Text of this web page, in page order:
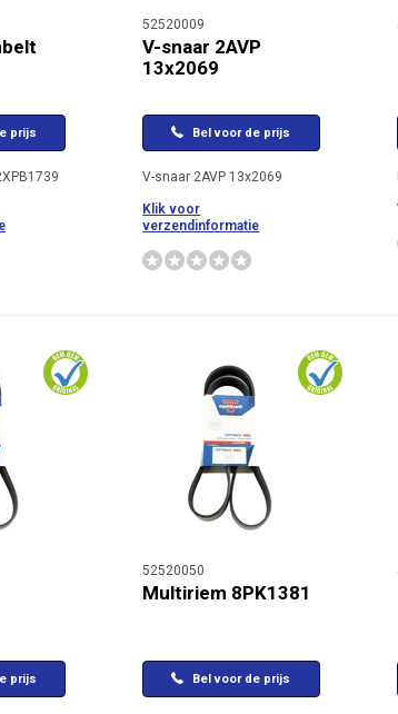
prijs
52520009
V-snaar 2AVP
13x2069
Bel voor de prijs
V-snaar 2AVP 13x2069
Klik voor
verzendinformatie
prijs
52520050
Multiriem 8PK1381
Bel voor de prijs